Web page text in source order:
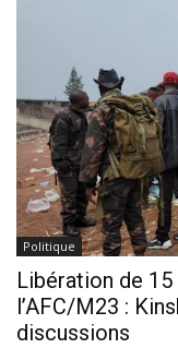
Politique
Libération de
l’AFC/M23 :
discussions